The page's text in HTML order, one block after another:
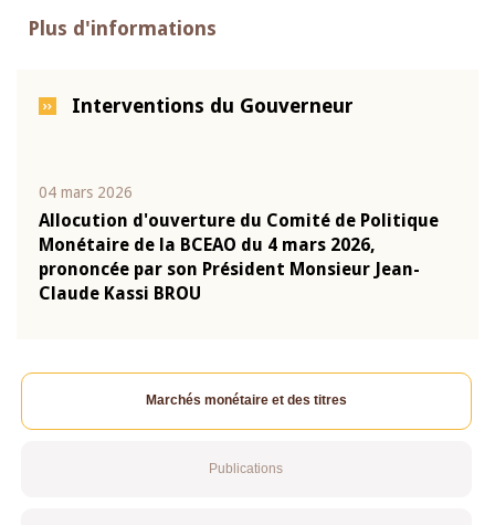
Plus d'informations
Interventions du Gouverneur
04 mars 2026
Allocution d'ouverture du Comité de Politique
Monétaire de la BCEAO du 4 mars 2026,
prononcée par son Président Monsieur Jean-
Claude Kassi BROU
Marchés monétaire et des titres
Publications